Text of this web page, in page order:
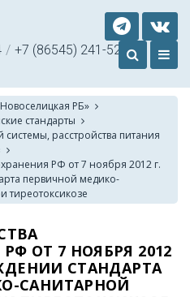
/ +7 (86545) 241-52
РБ»
стандарты
расстройства питания
РФ от 7 ноября 2012 г.
первичной медико-
тиреотоксикозе
ОТ 7 НОЯБРЯ 2012
СТАНДАРТА
САНИТАРНОЙ